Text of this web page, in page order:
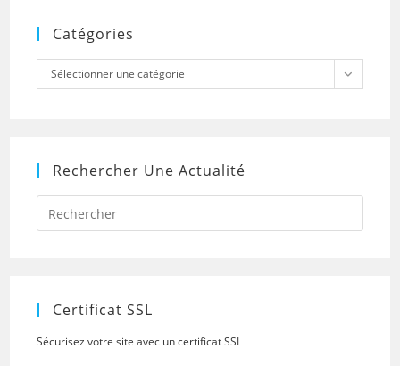
Catégories
Catégories
Sélectionner une catégorie
Rechercher Une Actualité
Press
to
Certificat SSL
Sécurisez votre site avec un certificat SSL